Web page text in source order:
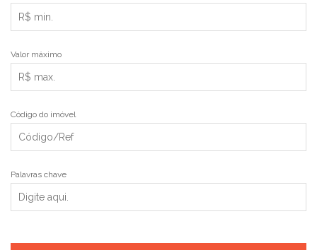
Valor máximo
Código do imóvel
Palavras chave